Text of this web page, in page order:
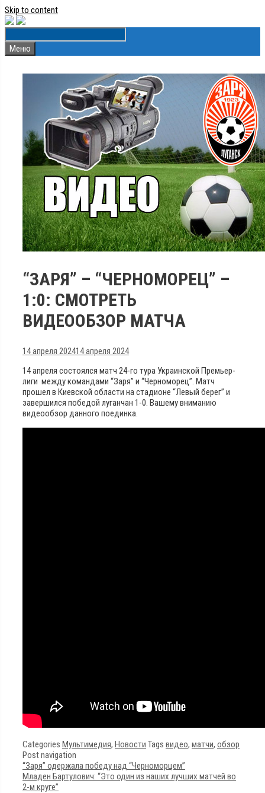
Skip to content
Меню
“ЗАРЯ” – “ЧЕРНОМОРЕЦ” –
1:0: СМОТРЕТЬ
ВИДЕООБЗОР МАТЧА
14 апреля 202414 апреля 2024
14 апреля состоялся матч 24-го тура Украинской Премьер-
лиги между командами “Заря” и “Черноморец”. Матч
прошел в Киевской области на стадионе “Левый берег” и
завершился победой луганчан 1-0. Вашему вниманию
видеообзор данного поединка.
Categories Мультимедия, Новости Tags видео, матчи, обзор
Post navigation
“Заря” одержала победу над “Черноморцем”
Младен Бартулович: “Это один из наших лучших матчей во
2-м круге”